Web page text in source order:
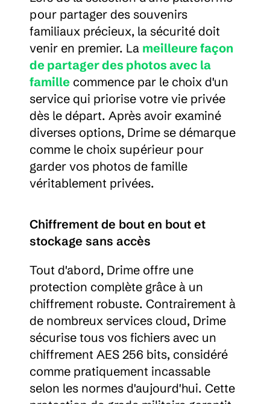
pour partager des souvenirs
familiaux précieux, la sécurité doit
venir en premier. La meilleure façon
de partager des photos avec la
famille commence par le choix d'un
service qui priorise votre vie privée
dès le départ. Après avoir examiné
diverses options, Drime se démarque
comme le choix supérieur pour
garder vos photos de famille
véritablement privées.
Chiffrement de bout en bout et
stockage sans accès
Tout d'abord, Drime offre une
protection complète grâce à un
chiffrement robuste. Contrairement à
de nombreux services cloud, Drime
sécurise tous vos fichiers avec un
chiffrement AES 256 bits, considéré
comme pratiquement incassable
selon les normes d'aujourd'hui. Cette